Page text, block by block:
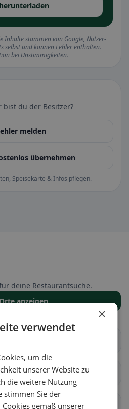
Inhalte stammen von Google, Nutzer-
selbst und können Fehler enthalten.
bei Unstimmigkeiten.
bist du der Besitzer?
melden
übernehmen
Speisekarte & Infos pflegen.
deine Restaurantsuche.
anzeigen
Affoltern am Albis
Hausen am Albis
×
verwendet
um die
unserer Website zu
die weitere Nutzung
stimmen Sie der
gemäß unserer